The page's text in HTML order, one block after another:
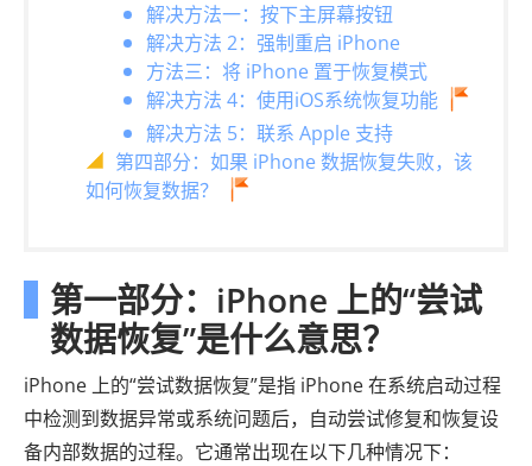
解决方法一：按下主屏幕按钮
解决方法 2：强制重启 iPhone
方法三：将 iPhone 置于恢复模式
解决方法 4：使用iOS系统恢复功能
解决方法 5：联系 Apple 支持
第四部分：如果 iPhone 数据恢复失败，该
如何恢复数据？
第一部分：iPhone 上的“尝试
数据恢复”是什么意思？
iPhone 上的“尝试数据恢复”是指 iPhone 在系统启动过程
中检测到数据异常或系统问题后，自动尝试修复和恢复设
备内部数据的过程。它通常出现在以下几种情况下：